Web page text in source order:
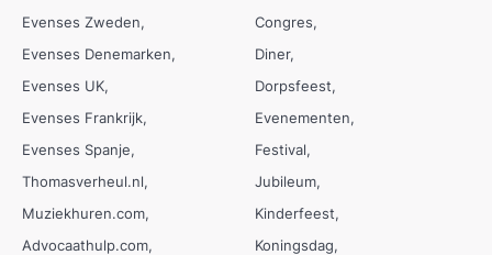
Evenses Zweden
Evenses Denemarken
Evenses UK
Evenses Frankrijk
Evenses Spanje
Thomasverheul.nl
Muziekhuren.com
Advocaathulp.com
Congres
Diner
Dorpsfeest
Evenementen
Festival
Jubileum
Kinderfeest
Koningsdag